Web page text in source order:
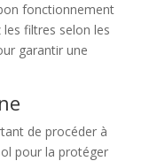
fonctionnement
filtres selon les
garantir une
de procéder à
pour la protéger